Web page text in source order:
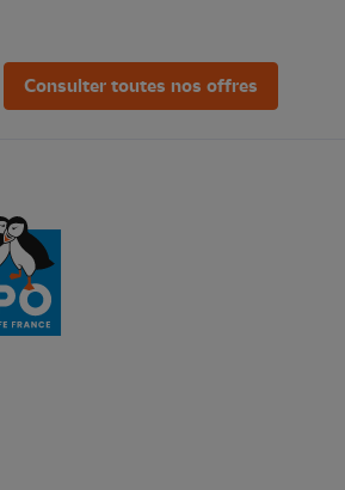
Consulter toutes nos offres